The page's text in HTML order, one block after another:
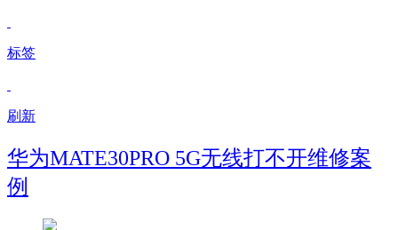
标签
刷新
华为MATE30PRO 5G无线打不开维修案
例